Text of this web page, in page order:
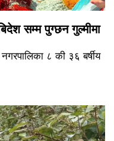
सम्म पुग्छन गुल्मीमा
८ की ३६ बर्षीय